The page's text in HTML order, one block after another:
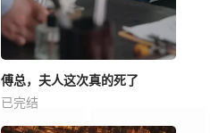
傅总，夫人这次真的死了
已完结